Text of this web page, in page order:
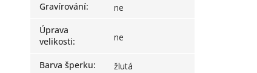
Gravírování:
ne
Úprava
velikosti: ne
Barva šperku:
žlutá